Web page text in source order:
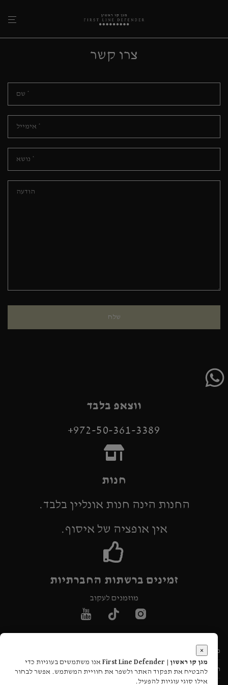
צרו קשר
ווצאפ בלבד
972-50-361-3389+
חנות
החנות הינה חנות אונליין בלבד.
אין אופציה של איסוף.
זמינים ברשתות החברתיות
מוזמנים לעקוב
מעקב הזמנה
תקנון אתר
×
מגן קו ראשון | First Line Defender
אנו משתמשים בעוגיות כדי
להבטיח את תפקוד האתר ולשפר את חוויית המשתמש. אפשר לבחור
אילו סוגי עוגיות להפעיל.